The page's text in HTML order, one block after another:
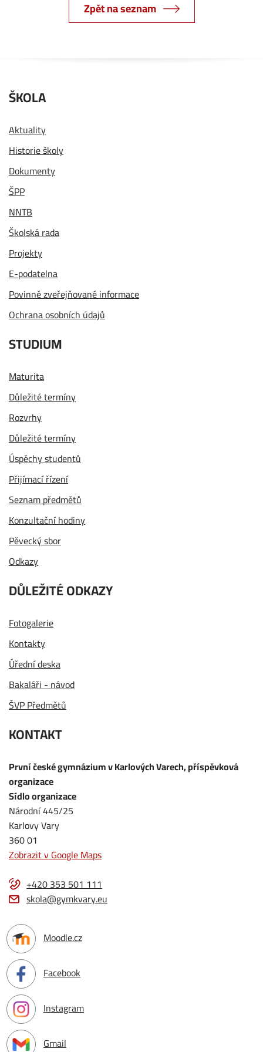
Zpět na seznam
ŠKOLA
Aktuality
Historie školy
Dokumenty
ŠPP
NNTB
Školská rada
Projekty
E-podatelna
Povinně zveřejňované informace
Ochrana osobních údajů
STUDIUM
Maturita
Důležité termíny
Rozvrhy
Důležité termíny
Úspěchy studentů
Přijímací řízení
Seznam předmětů
Konzultační hodiny
Pěvecký sbor
Odkazy
DŮLEŽITÉ ODKAZY
Fotogalerie
Kontakty
Úřední deska
Bakaláři - návod
ŠVP Předmětů
KONTAKT
První české gymnázium v Karlových Varech, příspěvková
organizace
Sídlo organizace
Národní 445/25
Karlovy Vary
360 01
Zobrazit v Google Maps
+420 353 501 111
skola@gymkvary.eu
Moodle.cz
Facebook
Instagram
Gmail